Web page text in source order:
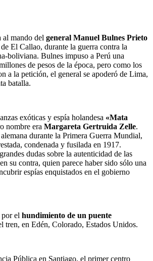
mando del general Manuel Bulnes Prieto
El Callao, durante la guerra contra la
boliviana. Bulnes impuso a Perú una
de pesos de la época, pero como los
a la petición, el general se apoderó de Lima,
batalla.
exóticas y espía holandesa «Mata
nombre era Margareta Gertruida Zelle.
alemana durante la Primera Guerra Mundial,
condenada y fusilada en 1917.
dudas sobre la autenticidad de las
su contra, quien parece haber sido sólo una
espías enquistados en el gobierno
el hundimiento de un puente
tren, en Edén, Colorado, Estados Unidos.
Pública en Santiago, el primer centro